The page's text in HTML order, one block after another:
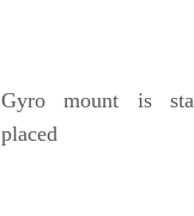
Gyro mount is
placed